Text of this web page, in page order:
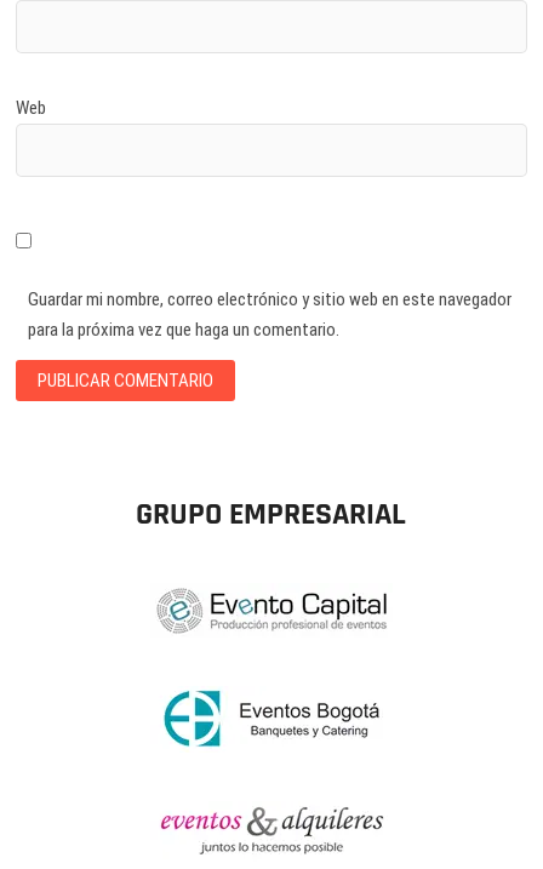
Web
Guardar mi nombre, correo electrónico y sitio web en este navegador
para la próxima vez que haga un comentario.
GRUPO EMPRESARIAL